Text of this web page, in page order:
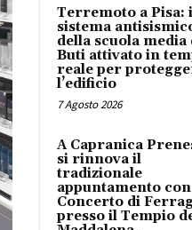
Terremoto a Pisa:
sistema
della scuola media
Buti attivato in
reale per
l’edificio
7 Agosto 2026
A Capranica
si rinnova il
tradizionale
appuntamento
Concerto di
presso il Tempio